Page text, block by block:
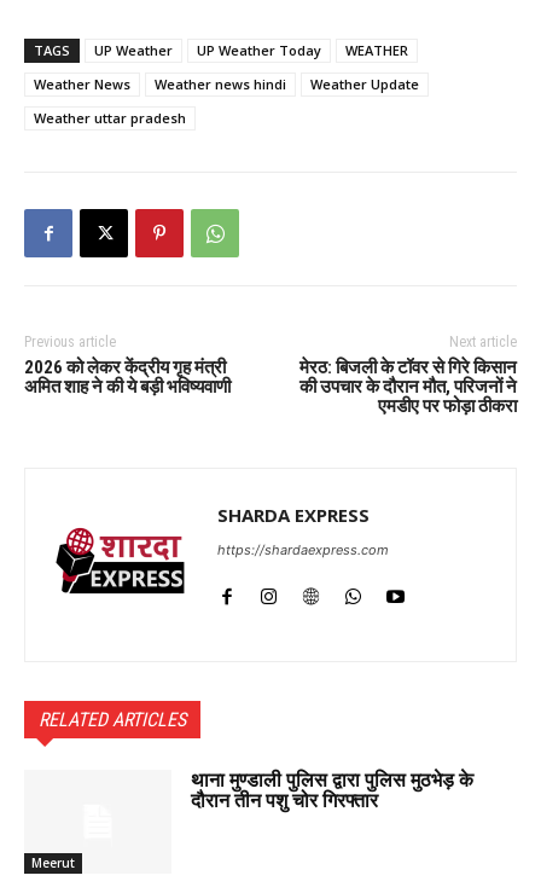
TAGS UP Weather UP Weather Today
WEATHER
Weather News
Weather news hindi
Weather Update
Weather uttar pradesh
Previous article
2026 को लेकर केंद्रीय गृह मंत्री
अमित शाह ने की ये बड़ी भविष्यवाणी
Next article
मेरठ: बिजली के टॉवर से गिरे किसान
की उपचार के दौरान मौत, परिजनों ने
एमडीए पर फोड़ा ठीकरा
SHARDA EXPRESS
https://shardaexpress.com
RELATED ARTICLES
Meerut
थाना मुण्डाली पुलिस द्वारा पुलिस मुठभेड़ के
दौरान तीन पशु चोर गिरफ्तार